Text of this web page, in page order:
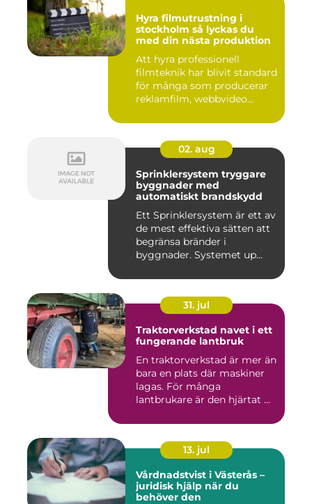
Hyra filmutrustning i
stockholm så lyckas du
med din nästa produktion
Att hyra professionell
filmteknik har blivit standard
för många som producerar
reklamfilm, webbvideo...
02. aug
Sprinklersystem tryggare
byggnader med
automatiskt brandskydd
Ett Sprinklersystem är ett av
de mest effektiva sätten att
begränsa bränder i
byggnader. Systemet up...
31. jul
Traktorverkstad navet i ett
fungerande lantbruk
En traktorverkstad är mer än
bara en plats där maskiner
lagas. För många
lantbrukare är den hjärtat ...
13. jul
Vårdnadstvist i Västerås –
juridisk hjälp när du
behöver den